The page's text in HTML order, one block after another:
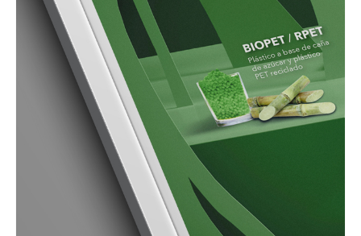
GRAPHIC
Anunci Grumbe